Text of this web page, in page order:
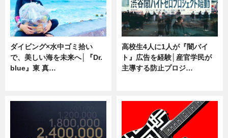
ダイビング×水中ゴミ拾い
で、美しい海を未来へ│『Dr.
blue』東 真…
高校生4人に1人が『闇バイ
ト』広告を経験│産官学民が
主導する防止プロジ…